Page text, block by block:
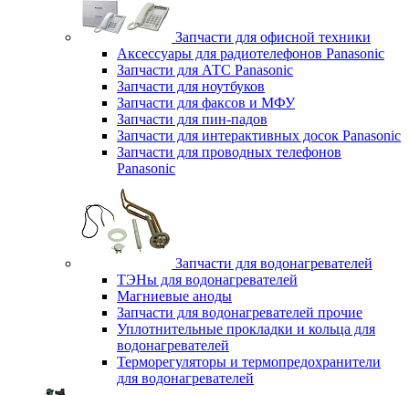
Запчасти для офисной техники
Аксессуары для радиотелефонов Panasonic
Запчасти для АТС Panasonic
Запчасти для ноутбуков
Запчасти для факсов и МФУ
Запчасти для пин-падов
Запчасти для интерактивных досок Panasonic
Запчасти для проводных телефонов
Panasonic
Запчасти для водонагревателей
ТЭНы для водонагревателей
Магниевые аноды
Запчасти для водонагревателей прочие
Уплотнительные прокладки и кольца для
водонагревателей
Терморегуляторы и термопредохранители
для водонагревателей